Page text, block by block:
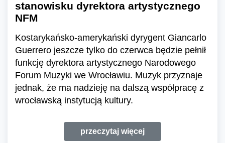
stanowisku dyrektora artystycznego
NFM
Kostarykańsko-amerykański dyrygent Giancarlo
Guerrero jeszcze tylko do czerwca będzie pełnił
funkcję dyrektora artystycznego Narodowego
Forum Muzyki we Wrocławiu. Muzyk przyznaje
jednak, że ma nadzieję na dalszą współpracę z
wrocławską instytucją kultury.
przeczytaj więcej